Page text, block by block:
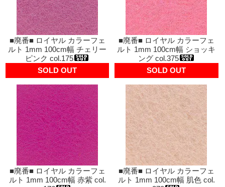
■廃番■ ロイヤル カラーフェ
ルト 1mm 100cm幅 チェリー
ピンク col.175
SOLD OUT
■廃番■ ロイヤル カラーフェ
ルト 1mm 100cm幅 ショッキ
ング col.375
SOLD OUT
■廃番■ ロイヤル カラーフェ
ルト 1mm 100cm幅 赤紫 col.
■廃番■ ロイヤル カラーフェ
ルト 1mm 100cm幅 肌色 col.